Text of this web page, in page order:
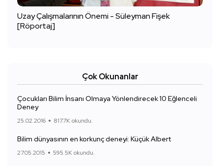
Uzay Çalışmalarının Önemi - Süleyman Fişek
[Röportaj]
Çok Okunanlar
Çocukları Bilim İnsanı Olmaya Yönlendirecek 10 Eğlenceli
Deney
25.02.2016 817.7K okundu.
Bilim dünyasının en korkunç deneyi: Küçük Albert
27.05.2015 595.5K okundu.